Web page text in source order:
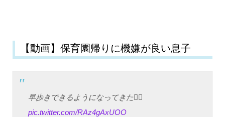
【動画】保育園帰りに機嫌が良い息子
早歩きできるようになってきた🚶‍♂️
pic.twitter.com/RAz4gAxUOO